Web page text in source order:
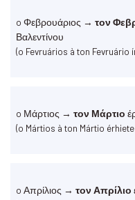
o Φεβρουάριος → τον
Βαλεντίνου
(o Fevruários à ton Fevruário
o Μάρτιος → τον Μάρτιο
(o Mártios à ton Mártio
o Απρίλιος → τον Απρίλιο